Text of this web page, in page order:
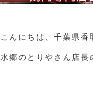
こんにちは、千葉県香
水郷のとりやさん店長